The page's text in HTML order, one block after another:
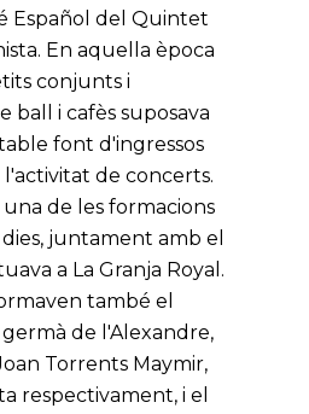
Español del Quintet
En aquella època
conjunts i
ball i cafès suposava
font d'ingressos
de concerts.
de les formacions
juntament amb el
a La Granja Royal.
també el
de l'Alexandre,
Torrents Maymir,
respectivament, i el